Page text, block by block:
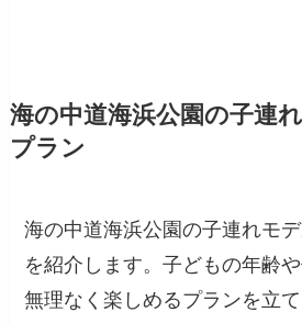
海の中道海浜公園の子連
プラン
海の中道海浜公園の子連れモ
を紹介します。子どもの年齢
無理なく楽しめるプランを立